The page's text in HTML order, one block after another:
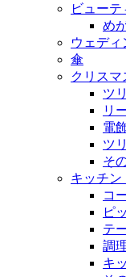
ビューテ
め
ウェディ
傘
クリスマ
ツ
リ
電
ツ
そ
キッチン
コ
ピ
テ
調
キ